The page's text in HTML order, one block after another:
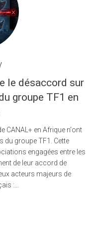
le désaccord sur
groupe TF1 en
CANAL+ en Afrique n'ont
du groupe TF1. Cette
engagées entre les
de leur accord de
acteurs majeurs de
:...